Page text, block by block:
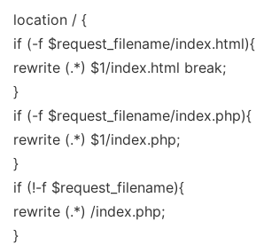
location / {
if (-f $request_filename/index.html){
rewrite (.*) $1/index.html break;
}
if (-f $request_filename/index.php){
rewrite (.*) $1/index.php;
}
if (!-f $request_filename){
rewrite (.*) /index.php;
}